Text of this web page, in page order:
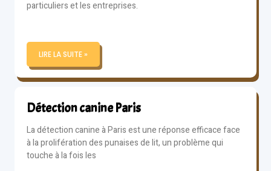
particuliers et les entreprises.
LIRE LA SUITE »
Détection canine Paris
La détection canine à Paris est une réponse efficace face
à la prolifération des punaises de lit, un problème qui
touche à la fois les